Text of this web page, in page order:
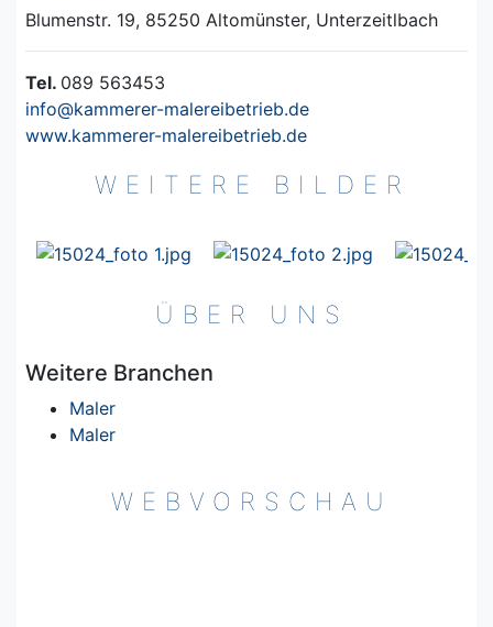
Blumenstr. 19, 85250 Altomünster, Unterzeitlbach
Tel. 089 563453
info@kammerer-malereibetrieb.de
www.kammerer-malereibetrieb.de
WEITERE BILDER
ÜBER UNS
Weitere Branchen
Maler
Maler
WEBVORSCHAU